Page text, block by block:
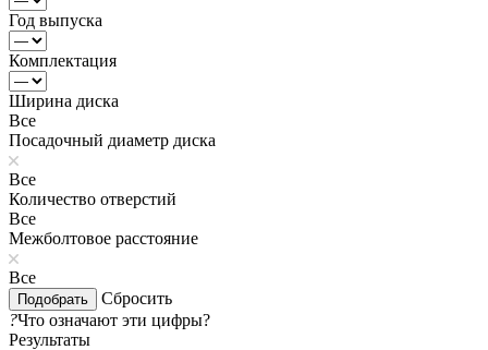
Год выпуска
Комплектация
Ширина диска
Все
Посадочный диаметр диска
Все
Количество отверстий
Все
Межболтовое расстояние
Все
Сбросить
?Что означают эти цифры?
Результаты